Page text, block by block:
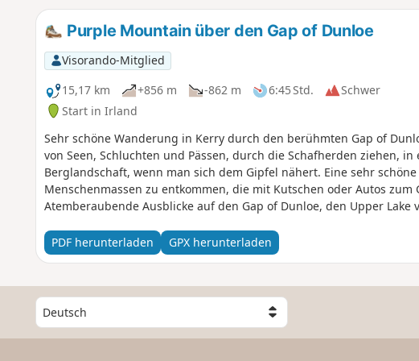
Purple Mountain über den Gap of Dunloe
Visorando-Mitglied
15,17 km
+856 m -862 m 6:45 Std.
Schwer
Start in Irland
Sehr schöne Wanderung in Kerry durch den berühmten Gap of
von Seen, Schluchten und Pässen, durch die Schafherden ziehen, in
Berglandschaft, wenn man sich dem Gipfel nähert. Eine sehr
Menschenmassen zu entkommen, die mit Kutschen oder Autos zum
Atemberaubende Ausblicke auf den Gap of Dunloe, den Upper Lake
Wanderung kann als Hin- und Rückweg oder als Rundwanderung
PDF herunterladen GPX herunterladen
W
ä
h